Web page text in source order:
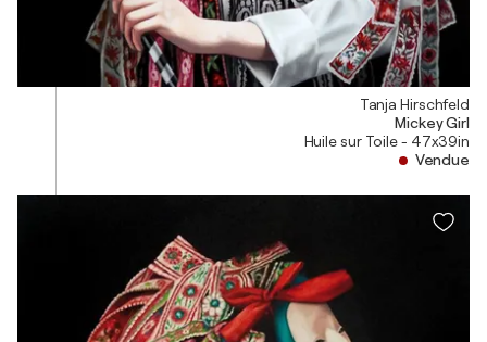
Tanja Hirschfeld
Mickey Girl
Huile sur Toile - 47x39in
Vendue